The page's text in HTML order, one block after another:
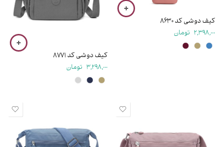
کیف دوشی کد ۸۶۳۰
2,398,000 تومان
کیف دوشی کد ۸۷۷۱
3,298,000 تومان
۱۹ سانتی متر